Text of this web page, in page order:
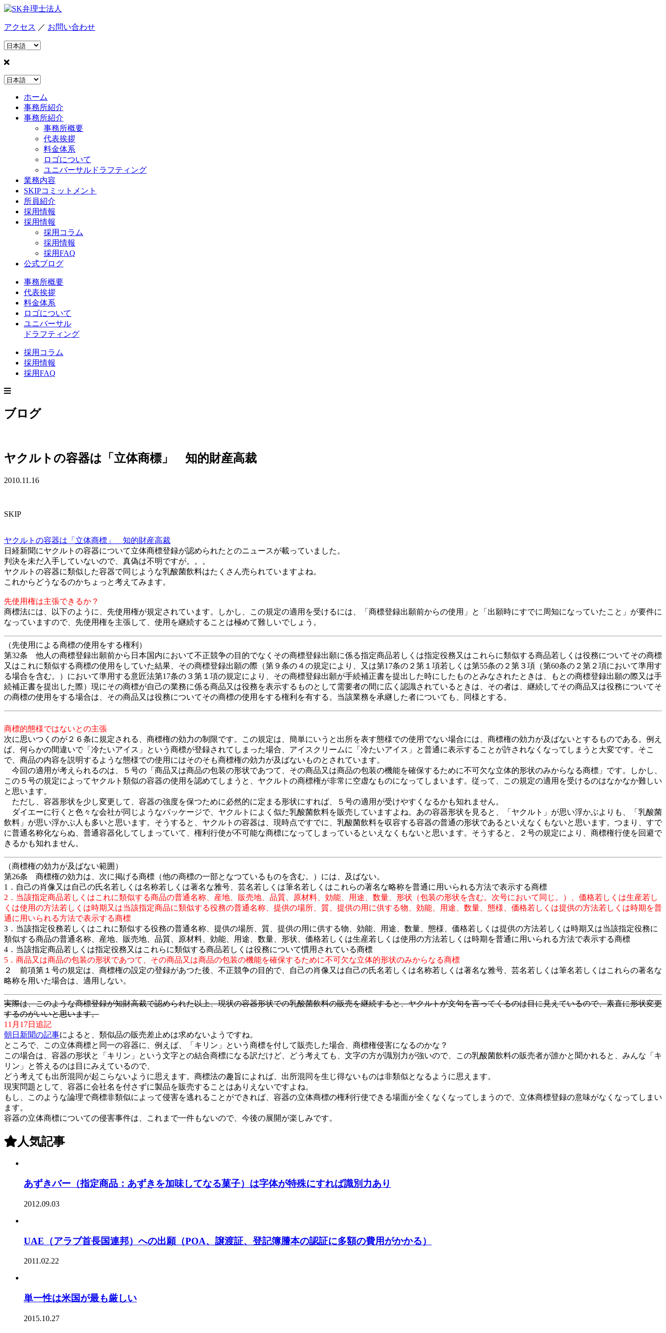
アクセス ／ お問い合わせ
ホーム
事務所紹介
事務所紹介
事務所概要
代表挨拶
料金体系
ロゴについて
ユニバーサルドラフティング
業務内容
SKIPコミットメント
所員紹介
採用情報
採用情報
採用コラム
採用情報
採用FAQ
公式ブログ
事務所概要
代表挨拶
料金体系
ロゴについて
ユニバーサル
ドラフティング
採用コラム
採用情報
採用FAQ
ブログ
ヤクルトの容器は「立体商標」 知的財産高裁
2010.11.16
SKIP
ヤクルトの容器は「立体商標」 知的財産高裁
日経新聞にヤクルトの容器について立体商標登録が認められたとのニュースが載っていました。
判決を未だ入手していないので、真偽は不明ですが。。。
ヤクルトの容器に類似した容器で同じような乳酸菌飲料はたくさん売られていますよね。
これからどうなるのかちょっと考えてみます。
先使用権は主張できるか？
商標法には、以下のように、先使用権が規定されています。しかし、この規定の適用を受けるには、「商標登録出願前からの使用」と「出願時にすでに周知になっていたこと」が要件に
なっていますので、先使用権を主張して、使用を継続することは極めて難しいでしょう。
（先使用による商標の使用をする権利）
第32条 他人の商標登録出願前から日本国内において不正競争の目的でなくその商標登録出願に係る指定商品若しくは指定役務又はこれらに類似する商品若しくは役務についてその商標
又はこれに類似する商標の使用をしていた結果、その商標登録出願の際（第９条の４の規定により、又は第17条の２第１項若しくは第55条の２第３項（第60条の２第２項において準用す
る場合を含む。）において準用する意匠法第17条の３第１項の規定により、その商標登録出願が手続補正書を提出した時にしたものとみなされたときは、もとの商標登録出願の際又は手
続補正書を提出した際）現にその商標が自己の業務に係る商品又は役務を表示するものとして需要者の間に広く認識されているときは、その者は、継続してその商品又は役務についてそ
の商標の使用をする場合は、その商品又は役務についてその商標の使用をする権利を有する。当該業務を承継した者についても、同様とする。
商標的態様ではないとの主張
次に思いつくのが２６条に規定される、商標権の効力の制限です。この規定は、簡単にいうと出所を表す態様での使用でない場合には、商標権の効力が及ばないとするものである。例え
ば、何らかの間違いで「冷たいアイス」という商標が登録されてしまった場合、アイスクリームに「冷たいアイス」と普通に表示することが許されなくなってしまうと大変です。そこ
で、商品の内容を説明するような態様での使用にはそのそも商標権の効力が及ばないものとされています。
今回の適用が考えられるのは、５号の「商品又は商品の包装の形状であつて、その商品又は商品の包装の機能を確保するために不可欠な立体的形状のみからなる商標」です。しかし、
この５号の規定によってヤクルト類似の容器の使用を認めてしまうと、ヤクルトの商標権が非常に空虚なものになってしまいます。従って、この規定の適用を受けるのはなかなか難しい
と思います。
ただし、容器形状を少し変更して、容器の強度を保つために必然的に定まる形状にすれば、５号の適用が受けやすくなるかも知れません。
ダイエーに行くと色々な会社が同じようなパッケージで、ヤクルトによく似た乳酸菌飲料を販売していますよね。あの容器形状を見ると、「ヤクルト」が思い浮かぶよりも、「乳酸菌
飲料」が思い浮かぶ人も多いと思います。そうすると、ヤクルトの容器は、現時点ですでに、乳酸菌飲料を収容する容器の普通の形状であるといえなくもないと思います。つまり、すで
に普通名称化ならぬ、普通容器化してしまっていて、権利行使が不可能な商標になってしまっているといえなくもないと思います。そうすると、２号の規定により、商標権行使を回避で
きるかも知れません。
（商標権の効力が及ばない範囲）
第26条 商標権の効力は、次に掲げる商標（他の商標の一部となつているものを含む。）には、及ばない。
1．自己の肖像又は自己の氏名若しくは名称若しくは著名な雅号、芸名若しくは筆名若しくはこれらの著名な略称を普通に用いられる方法で表示する商標
2．当該指定商品若しくはこれに類似する商品の普通名称、産地、販売地、品質、原材料、効能、用途、数量、形状（包装の形状を含む。次号において同じ。）、価格若しくは生産若し
くは使用の方法若しくは時期又は当該指定商品に類似する役務の普通名称、提供の場所、質、提供の用に供する物、効能、用途、数量、態様、価格若しくは提供の方法若しくは時期を普
通に用いられる方法で表示する商標
3．当該指定役務若しくはこれに類似する役務の普通名称、提供の場所、質、提供の用に供する物、効能、用途、数量、態様、価格若しくは提供の方法若しくは時期又は当該指定役務に
類似する商品の普通名称、産地、販売地、品質、原材料、効能、用途、数量、形状、価格若しくは生産若しくは使用の方法若しくは時期を普通に用いられる方法で表示する商標
4．当該指定商品若しくは指定役務又はこれらに類似する商品若しくは役務について慣用されている商標
5．商品又は商品の包装の形状であつて、その商品又は商品の包装の機能を確保するために不可欠な立体的形状のみからなる商標
２ 前項第１号の規定は、商標権の設定の登録があつた後、不正競争の目的で、自己の肖像又は自己の氏名若しくは名称若しくは著名な雅号、芸名若しくは筆名若しくはこれらの著名な
略称を用いた場合は、適用しない。
実際は、このような商標登録が知財高裁で認められた以上、現状の容器形状での乳酸菌飲料の販売を継続すると、ヤクルトが文句を言ってくるのは目に見えているので、素直に形状変更
するのがいいと思います。
11月17日追記
朝日新聞の記事によると、類似品の販売差止めは求めないようですね。
ところで、この立体商標と同一の容器に、例えば、「キリン」という商標を付して販売した場合、商標権侵害になるのかな？
この場合は、容器の形状と「キリン」という文字との結合商標になる訳だけど、どう考えても、文字の方が識別力が強いので、この乳酸菌飲料の販売者が誰かと聞かれると、みんな「キ
リン」と答えるのは目にみえているので、
どう考えても出所混同が起こらないように思えます。商標法の趣旨によれば、出所混同を生じ得ないものは非類似となるように思えます。
現実問題として、容器に会社名を付さずに製品を販売することはありえないですよね。
もし、このような論理で商標非類似によって侵害を逃れることができれば、容器の立体商標の権利行使できる場面が全くなくなってしまうので、立体商標登録の意味がなくなってしまい
ます。
容器の立体商標についての侵害事件は、これまで一件もないので、今後の展開が楽しみです。
人気記事
あずきバー（指定商品：あずきを加味してなる菓子）は字体が特殊にすれば識別力あり
2012.09.03
UAE（アラブ首長国連邦）への出願（POA、譲渡証、登記簿謄本の認証に多額の費用がかかる）
2011.02.22
単一性は米国が最も厳しい
2015.10.27